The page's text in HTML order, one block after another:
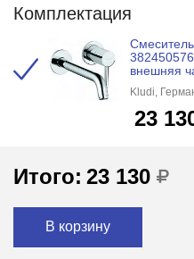
Комплектация
382450576
внешняя
Kludi,
23
Итого: 23 130
В корзину